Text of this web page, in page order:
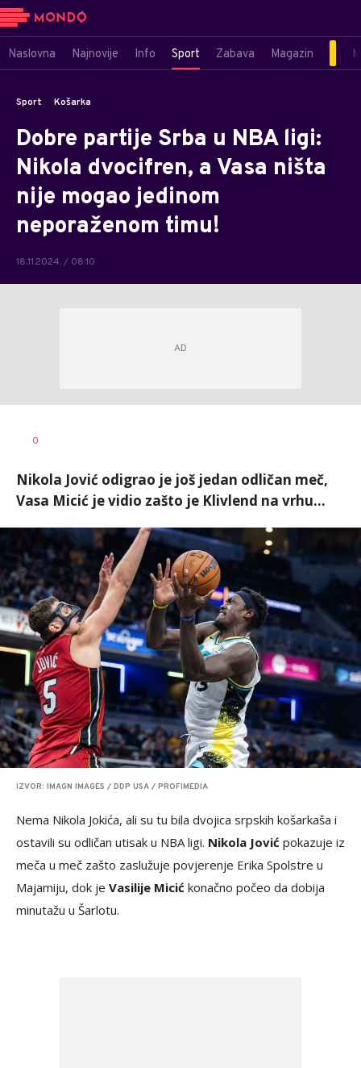
Naslovna Najnovije Info Sport Zabava Magazin
Sport Košarka
Dobre partije Srba u NBA ligi:
Nikola dvocifren, a Vasa ništa
nije mogao jedinom
neporaženom timu!
18.11.2024. / 08:10
AUTOR
0
Nikola Jović odigrao je još jedan odličan meč,
Vasa Micić je vidio zašto je Klivlend na vrhu...
IZVOR: IMAGN IMAGES / DDP USA / PROFIMEDIA
Nema Nikola Jokića, ali su tu bila dvojica srpskih košarkaša i
ostavili su odličan utisak u NBA ligi. Nikola Jović pokazuje iz
meča u meč zašto zaslužuje povjerenje Erika Spolstre u
Majamiju, dok je Vasilije Micić konačno počeo da dobija
minutažu u Šarlotu.